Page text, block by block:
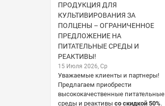
ПРОДУКЦИЯ ДЛЯ
КУЛЬТИВИРОВАНИЯ ЗА
ПОЛЦЕНЫ – ОГРАНИЧЕННОЕ
ПРЕДЛОЖЕНИЕ НА
ПИТАТЕЛЬНЫЕ СРЕДЫ И
РЕАКТИВЫ!
15 Июля 2026, Ср
Уважаемые клиенты и партнеры!
Предлагаем приобрести
высококачественные питательные
среды и реактивы со скидкой 50%.